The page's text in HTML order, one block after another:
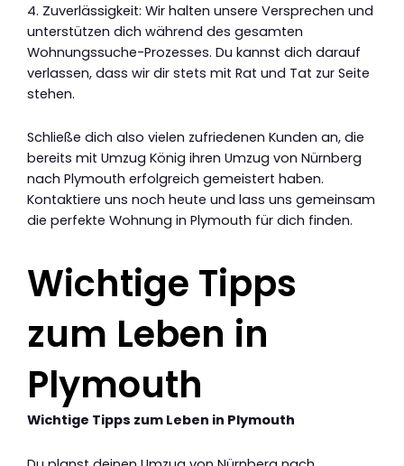
4. Zuverlässigkeit: Wir halten unsere Versprechen und
unterstützen dich während des gesamten
Wohnungssuche-Prozesses. Du kannst dich darauf
verlassen, dass wir dir stets mit Rat und Tat zur Seite
stehen.
Schließe dich also vielen zufriedenen Kunden an, die
bereits mit Umzug König ihren Umzug von Nürnberg
nach Plymouth erfolgreich gemeistert haben.
Kontaktiere uns noch heute und lass uns gemeinsam
die perfekte Wohnung in Plymouth für dich finden.
Wichtige Tipps
zum Leben in
Plymouth
Wichtige Tipps zum Leben in Plymouth